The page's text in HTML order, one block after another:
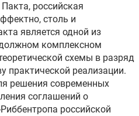
российская
столь и
является одной из
комплексном
схемы в разряд
практической реализации.
решения современных
соглашений о
российской